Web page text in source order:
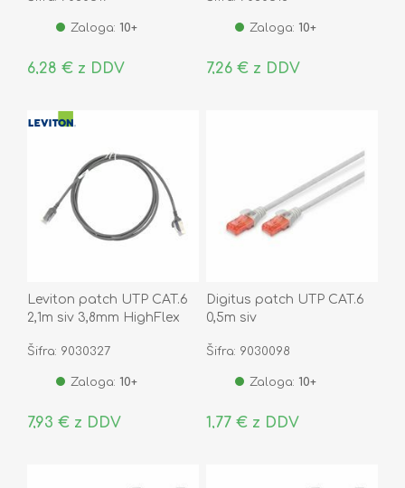
Zaloga: 10+
6,28 € z DDV
Zaloga: 10+
7,26 € z DDV
Leviton patch UTP CAT.6
2,1m siv 3,8mm HighFlex
Šifra: 9030327
Zaloga: 10+
7,93 € z DDV
Digitus patch UTP CAT.6
0,5m siv
Šifra: 9030098
Zaloga: 10+
1,77 € z DDV